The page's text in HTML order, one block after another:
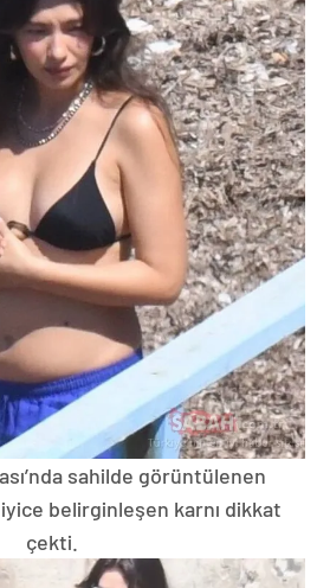
sahilde görüntülenen
belirginleşen karnı dikkat
çekti.